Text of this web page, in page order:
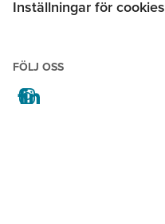
Inställningar för cookies
FÖLJ OSS
facebook
instagram
linkedin